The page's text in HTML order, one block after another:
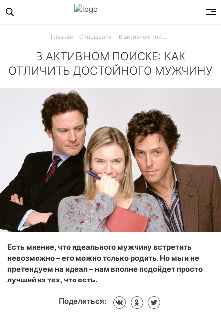
Главная Отношения
В АКТИВНОМ ПОИСКЕ: КАК
ОТЛИЧИТЬ ДОСТОЙНОГО МУЖЧИНУ
Чтобы ненадежные парни, инфантильные мальчики и
Есть мнение, что идеального мужчину встретить
невозможно – его можно только родить. Но мы и не
претендуем на идеал – нам вполне подойдет просто
лучший из тех, что есть.
Поделиться: